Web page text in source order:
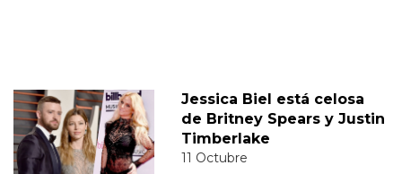
Jessica Biel está celosa
de Britney Spears y Justin
Timberlake
11 Octubre